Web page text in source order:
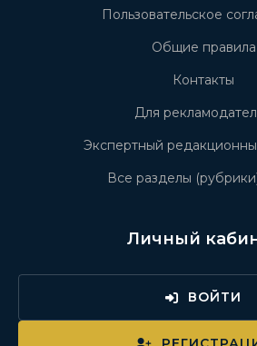
Пользовательское
Общие правила
Контакты
Для
Экспертный
Все разделы
Личный
ВОЙТИ